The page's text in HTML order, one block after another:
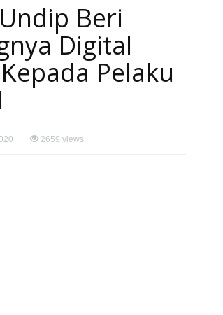
Beri
Digital
Pelaku
2659 views